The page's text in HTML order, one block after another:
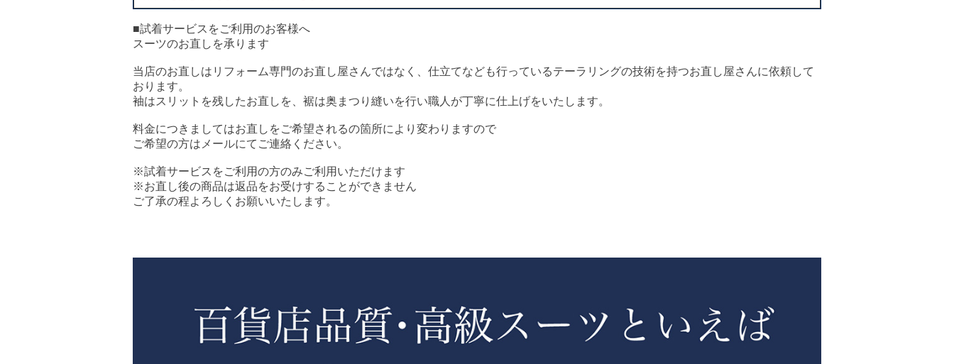
■試着サービスをご利用のお客様へ
スーツのお直しを承ります
当店のお直しはリフォーム専門のお直し屋さんではなく、仕立てなども行っているテーラリングの技術を持つお直し屋さんに依頼して
おります。
袖はスリットを残したお直しを、裾は奥まつり縫いを行い職人が丁寧に仕上げをいたします。
料金につきましてはお直しをご希望されるの箇所により変わりますので
ご希望の方は メールにてご連絡ください。
※試着サービスをご利用の方のみご利用いただけます
※お直し後の商品は返品をお受けすることができません
ご了承の程よろしくお願いいたします。